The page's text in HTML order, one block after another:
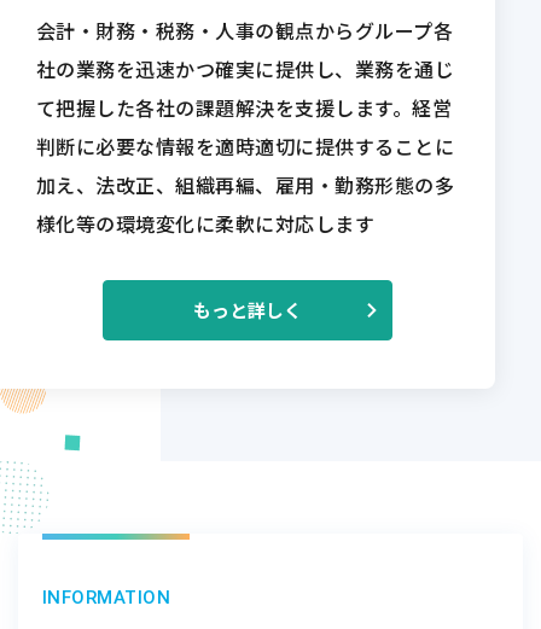
会計・財務・税務・人事の観点からグループ各
社の業務を迅速かつ確実に提供し、業務を通じ
て把握した各社の課題解決を支援します。経営
判断に必要な情報を適時適切に提供することに
加え、法改正、組織再編、雇用・勤務形態の多
様化等の環境変化に柔軟に対応します
もっと詳しく
INFORMATION